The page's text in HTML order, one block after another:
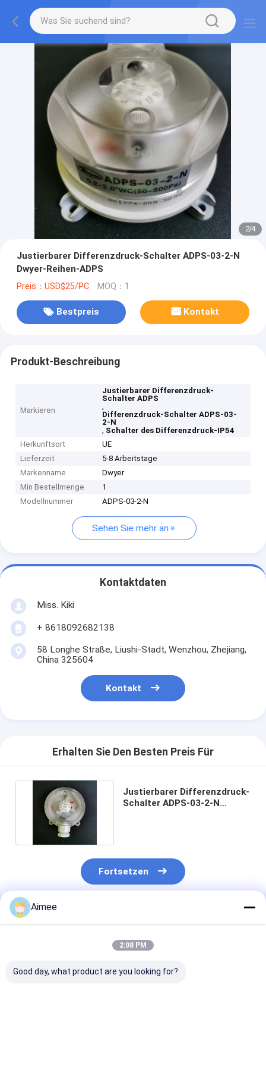
2/4
Justierbarer Differenzdruck-Schalter ADPS-03-2-N
Dwyer-Reihen-ADPS
Preis：USD$25/PC MOQ：1
Bestpreis Kontakt
Produkt-Beschreibung
Markieren
Justierbarer Differenzdruck-
Schalter ADPS
,
Differenzdruck-Schalter ADPS-03-
2-N
, Schalter des Differenzdruck-IP54
Herkunftsort
UE
Lieferzeit
5-8 Arbeitstage
Markenname
Dwyer
Min Bestellmenge
1
Modellnummer
ADPS-03-2-N
Sehen Sie mehr an
Kontaktdaten
Miss. Kiki
+ 8618092682138
58 Longhe Straße, Liushi-Stadt, Wenzhou, Zhejiang,
China 325604
Kontakt
Erhalten Sie Den Besten Preis Für
Justierbarer Differenzdruck-
Schalter ADPS-03-2-N
Fortsetzen
Empfohlene Produkte
Aimee
2:08 PM
Good day, what product are you looking for?